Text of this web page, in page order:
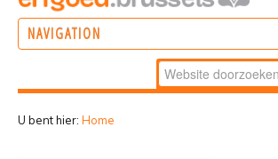
NAVIGATION
Zoek
Geavanceerd
U bent hier: Home